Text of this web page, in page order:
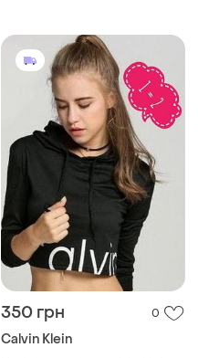
350 грн 0
Calvin Klein